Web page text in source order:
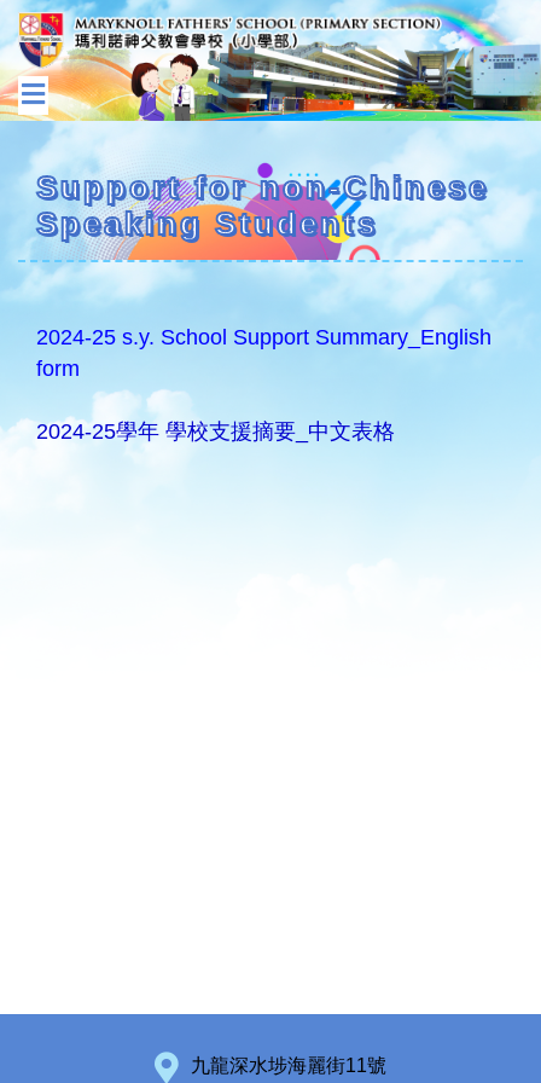
Support for non-Chinese
Speaking Students
2024-25 s.y. School Support Summary_English
form
2024-25學年 學校支援摘要_中文表格
九龍深水埗海麗街11號